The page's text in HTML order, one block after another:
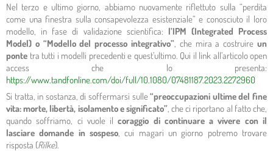
Nel terzo e ultimo giorno, abbiamo nuovamente riflettuto sulla “perdita
come una finestra sulla consapevolezza esistenziale” e conosciuto il loro
modello, in fase di validazione scientifica: l’IPM (Integrated Process
Model) o “Modello del processo integrativo” , che mira a costruire un
ponte tra tutti i modelli precedenti e quest’ultimo. Qui il link all’articolo open
access che lo presenta:
https://www.tandfonline.com/doi/full/10.1080/07481187.2023.2272960
Si tratta, in sostanza, di soffermarsi sulle“preoccupazioni ultime del fine
vita: morte, libertà, isolamento e significato”, che ci riportano al fatto che,
quando soffriamo, ci vuole ilcoraggio di continuare a vivere con il
lasciare domande in sospeso, cui magari un giorno potremo trovare
risposta (Rilke).